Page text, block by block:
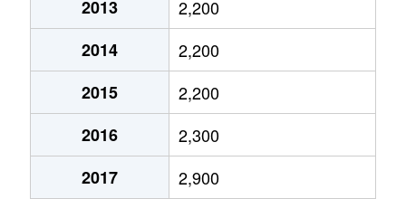
3,300万円
大字古ケ場
2,000万円
大字小溝
1,400万円
大字小溝
350万円 豊春
徒
大字小溝
1,300万円 豊春 徒
2013
2,200
2014
2,200
2015
2,200
2016
2,300
2017
2,900